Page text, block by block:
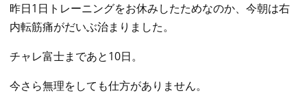
昨日1日トレーニングをお休みしたためなのか、今朝は右
内転筋痛がだいぶ治まりました。
チャレ富士まであと10日。
今さら無理をしても仕方がありません。